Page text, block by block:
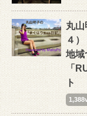
丸山
４
地域
「
ト